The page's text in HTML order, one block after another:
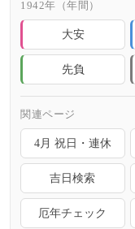
1942年（年間）
大安
先負
関連ページ
4月 祝日・連休
吉日検索
厄年チェック